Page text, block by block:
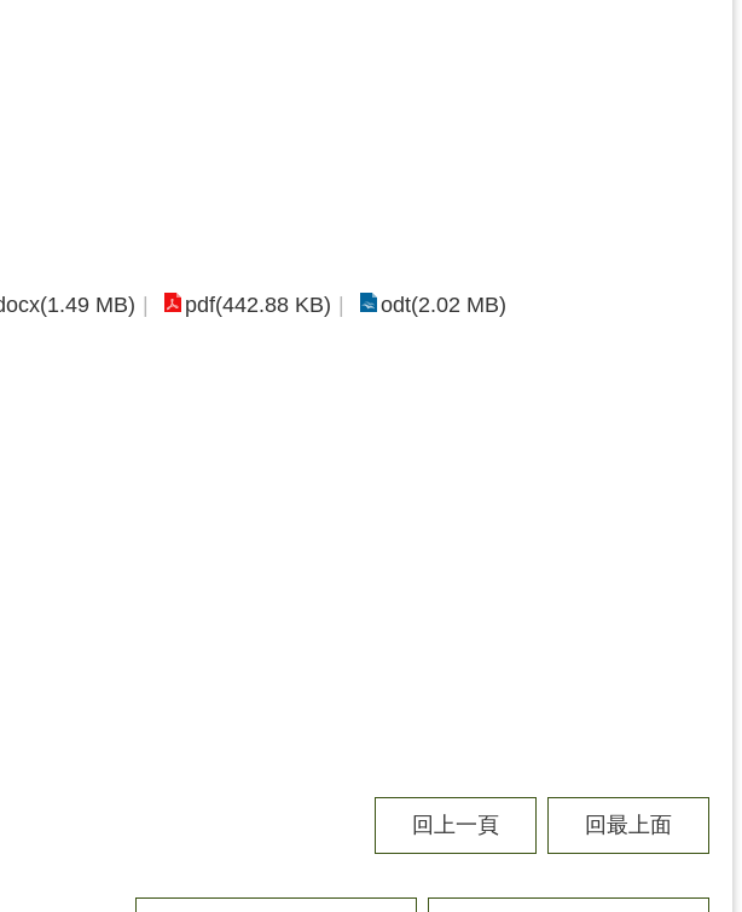
MB) pdf(442.88 KB) odt(2.02 MB)
回上一頁 回最上面